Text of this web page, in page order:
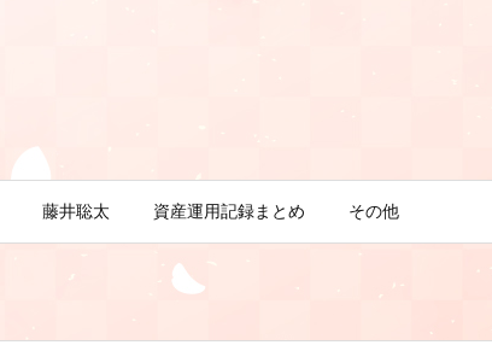
藤井聡太 資産運用記録まとめ その他